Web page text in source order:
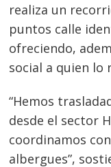
realiza un
puntos calle
ofreciendo,
social a quien lo
“Hemos
desde el sector
coordinamos
albergues”,
Navegación
de
entradas